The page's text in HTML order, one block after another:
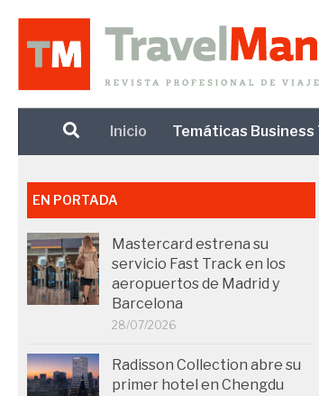
Debajo del contenido
Inicio Temáticas Business
EN PORTADA
Mastercard estrena su
servicio Fast Track en los
aeropuertos de Madrid y
Barcelona
28/07/2026
Radisson Collection abre su
primer hotel en Chengdu